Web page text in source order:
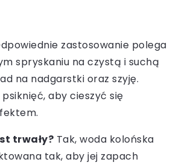
zastosowanie polega
spryskaniu na czystą i suchą
na nadgarstki oraz szyję.
aby cieszyć się
trwały? Tak, woda kolońska
tak, aby jej zapach